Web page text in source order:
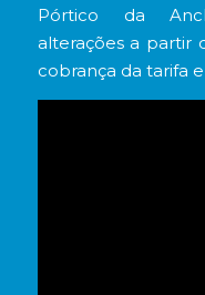
Pórtico da
alterações a partir
cobrança da tarifa